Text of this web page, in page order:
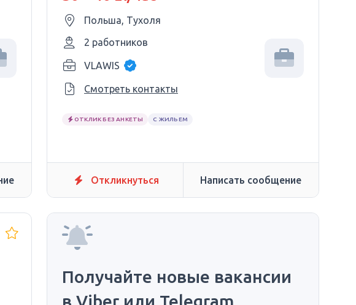
Польша, Тухоля
2 работников
VLAWIS
Смотреть контакты
ОТКЛИК БЕЗ АНКЕТЫ С ЖИЛЬЕМ
Откликнуться Написать сообщение
Получайте новые вакансии
в Viber или Telegram